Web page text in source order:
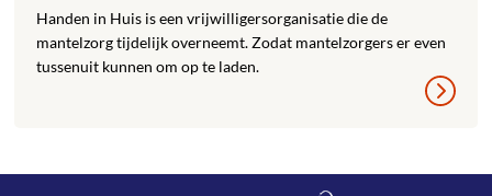
Handen in Huis is een vrijwilligersorganisatie die de
mantelzorg tijdelijk overneemt. Zodat mantelzorgers er even
tussenuit kunnen om op te laden.